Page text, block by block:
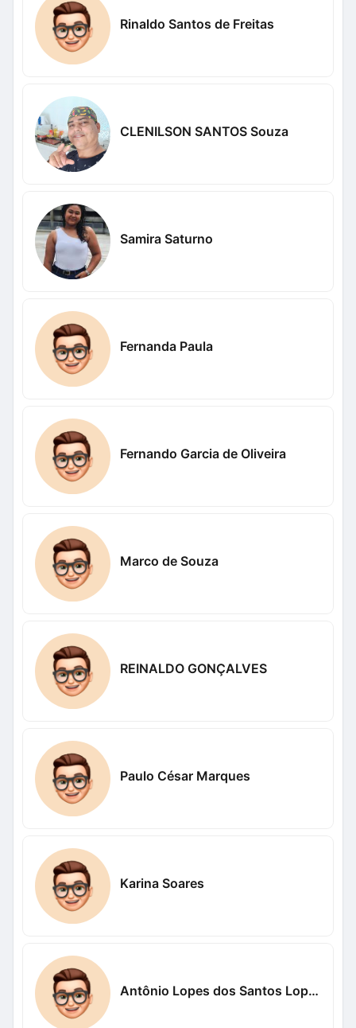
Rinaldo Santos de Freitas
CLENILSON SANTOS Souza
Samira Saturno
Fernanda Paula
Fernando Garcia de Oliveira
Marco de Souza
REINALDO GONÇALVES
Paulo César Marques
Karina Soares
Antônio Lopes dos Santos Lopes